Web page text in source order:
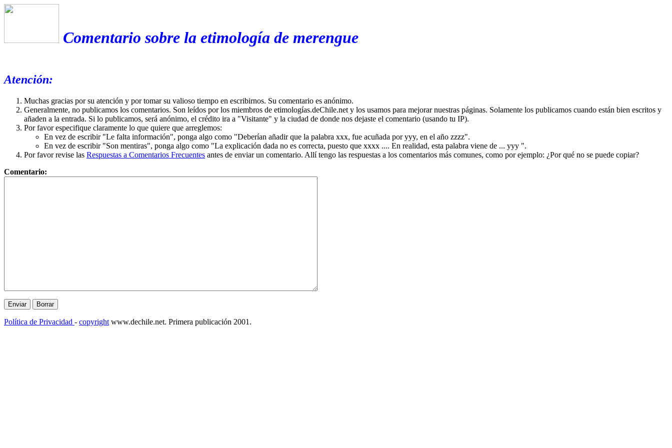
Comentario sobre la etimología de merengue
Atención:
Muchas gracias por su atención y por tomar su valioso tiempo en escribirnos. Su comentario es anónimo.
Generalmente, no publicamos los comentarios. Son leídos por los miembros de etimologías.deChile.net y los usamos para mejorar nuestras páginas. Solamente los publicamos cuando están bien escritos y
añaden a la entrada. Si lo publicamos, será anónimo, el crédito ira a "Visitante" y la ciudad de donde nos dejaste el comentario (usando tu IP).
Por favor especifique claramente lo que quiere que arreglemos:
En vez de escribir "Le falta información", ponga algo como "Deberían añadir que la palabra xxx, fue acuñada por yyy, en el año zzzz".
En vez de escribir "Son mentiras", ponga algo como "La explicación dada no es correcta, puesto que xxxx .... En realidad, esta palabra viene de ... yyy ".
Por favor revise las Respuestas a Comentarios Frecuentes antes de enviar un comentario. Allí tengo las respuestas a los comentarios más comunes, como por ejemplo: ¿Por qué no se puede copiar?
Comentario:
Política de Privacidad - copyright www.dechile.net. Primera publicación 2001.